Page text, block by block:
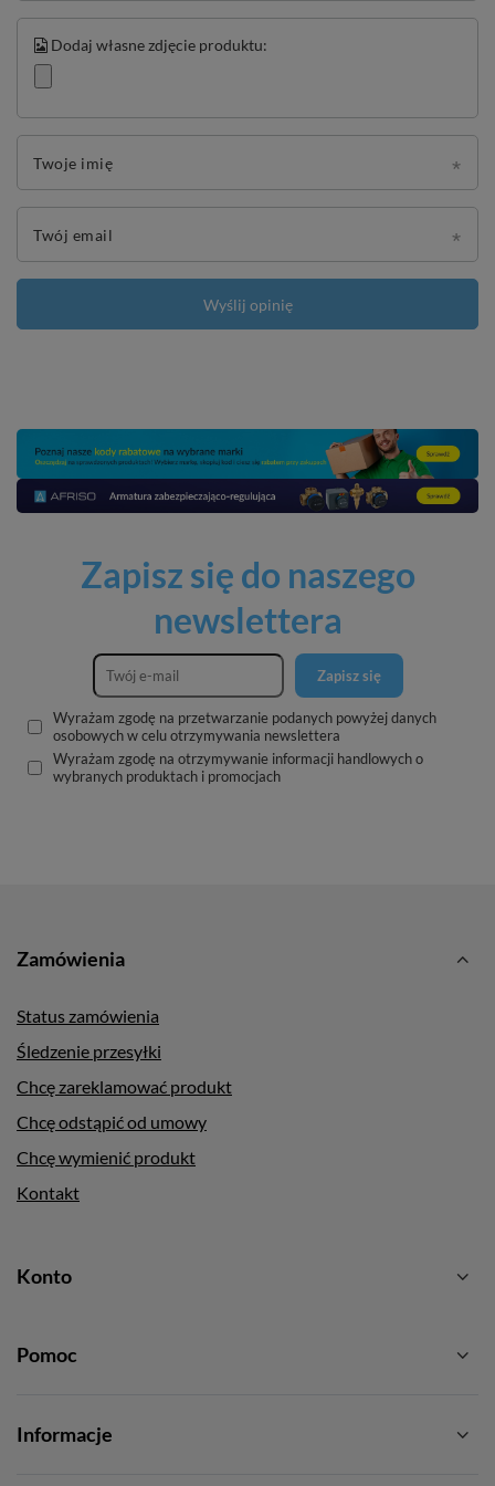
Dodaj własne zdjęcie produktu:
Twoje imię
Twój email
Wyślij opinię
Zapisz się do naszego
newslettera
Zapisz się
Wyrażam zgodę na przetwarzanie podanych powyżej danych
osobowych w celu otrzymywania newslettera
Wyrażam zgodę na otrzymywanie informacji handlowych o
wybranych produktach i promocjach
Zamówienia
Status zamówienia
Śledzenie przesyłki
Chcę zareklamować produkt
Chcę odstąpić od umowy
Chcę wymienić produkt
Kontakt
Konto
Pomoc
Informacje